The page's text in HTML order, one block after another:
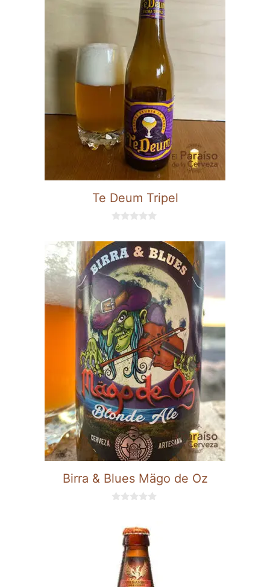
Te Deum Tripel
e
5
Birra & Blues Mägo de Oz